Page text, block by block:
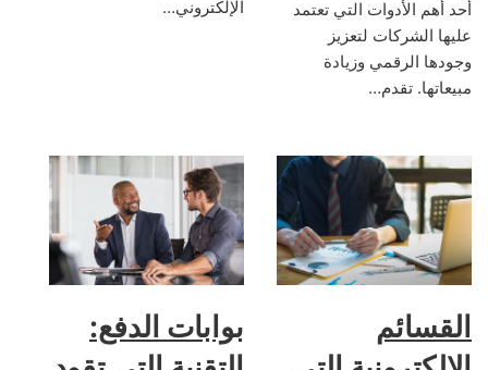
أحد أهم الأدوات التي تعتمد
عليها الشركات لتعزيز
وجودها الرقمي وزيادة
مبيعاتها. تقدم…
الإلكتروني…
القسائم
بوابات الدفع: